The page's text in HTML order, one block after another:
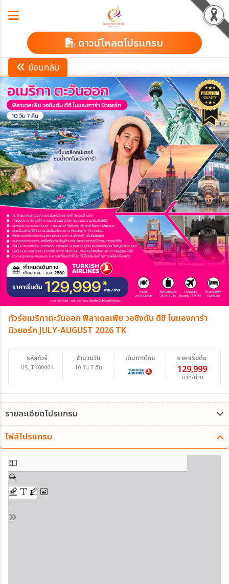
ดาวน์โหลดโปรแกรม
ย้อนกลับ
ทัวร์อเมริกาตะวันออก ฟิลาเดลเฟีย วอชิงตัน ดีซี ไนแองการ่า
นิวยอร์ก JULY-AUGUST 2026 TK
รหัสทัวร์
US_TK00004
จำนวนวัน
10 วัน 7 คืน
ราคาเริ่มต้น
129,999
บาท/ท่าน
เดินทางโดย
รายละเอียดโปรแกรม
ไฟล์โปรแกรม